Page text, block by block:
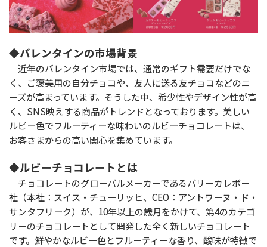
◆バレンタインの市場背景
近年のバレンタイン市場では、通常のギフト需要だけでな
く、ご褒美用の自分チョコや、友人に送る友チョコなどのニ
ーズが高まっています。そうした中、希少性やデザイン性が高
く、SNS映えする商品がトレンドとなっております。美しい
ルビー色でフルーティーな味わいのルビーチョコレートは、
お客さまからの高い関心を集めています。
◆ルビーチョコレートとは
チョコレートのグローバルメーカーであるバリーカレボー
社（本社：スイス・チューリッヒ、CEO：アントワーヌ・ド・
サンタフリーク）が、10年以上の歳月をかけて、第4のカテゴ
リーのチョコレートとして開発した全く新しいチョコレート
です。鮮やかなルビー色とフルーティーな香り、酸味が特徴で